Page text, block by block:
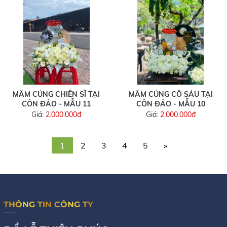
MÂM CÚNG CHIẾN SĨ TẠI
CÔN ĐẢO - MẪU 11
Giá: 2.000.000đ
MÂM CÚNG CÔ SÁU TẠI
CÔN ĐẢO - MẪU 10
Giá: 2.000.000đ
1 2 3 4 5 »
THÔNG TIN CÔNG TY